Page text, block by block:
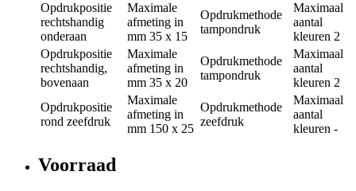
Opdrukpositie
rechtshandig
onderaan
Maximale
afmeting in
mm 35 x 15
Opdrukmethode
tampondruk
Maximaal
aantal
kleuren 2
Opdrukpositie
rechtshandig,
bovenaan
Maximale
afmeting in
mm 35 x 20
Opdrukmethode
tampondruk
Maximaal
aantal
kleuren 2
Opdrukpositie
rond zeefdruk
Maximale
afmeting in
mm 150 x 25
Opdrukmethode
zeefdruk
Maximaal
aantal
kleuren -
Voorraad